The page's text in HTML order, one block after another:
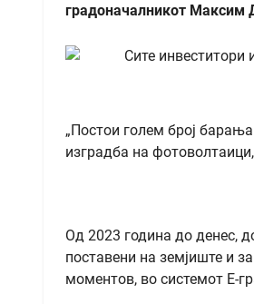
градоначалникот Максим
„Постои голем број
изградба на
Од 2023 година до денес,
поставени на земјиште и
моментов, во системот Е-